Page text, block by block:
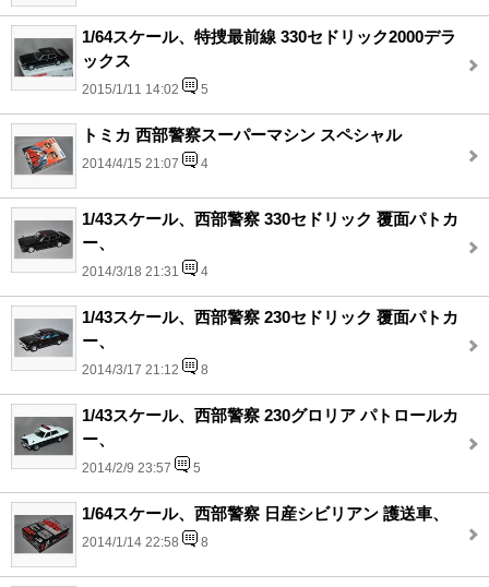
1/64スケール、特捜最前線 330セドリック2000デラ
ックス
2015/1/11 14:02 5
トミカ 西部警察スーパーマシン スペシャル
2014/4/15 21:07 4
1/43スケール、西部警察 330セドリック 覆面パトカ
ー、
2014/3/18 21:31 4
1/43スケール、西部警察 230セドリック 覆面パトカ
ー、
2014/3/17 21:12 8
1/43スケール、西部警察 230グロリア パトロールカ
ー、
2014/2/9 23:57 5
1/64スケール、西部警察 日産シビリアン 護送車、
2014/1/14 22:58 8